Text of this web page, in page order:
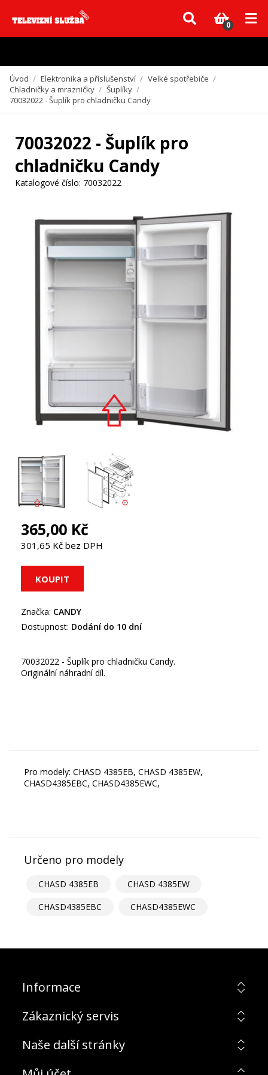
Vzhledem k aktuální situaci se může dodání dílů, které nejsou skladem,
zpozdit. Děkujeme za pochopení.
0
Úvod / Elektronika a příslušenství / Velké spotřebiče /
Chladničky a mrazničky / Šuplíky /
70032022 - Šuplík pro chladničku Candy
70032022 - Šuplík pro
chladničku Candy
Katalogové číslo: 70032022
365,00 Kč
301,65 Kč bez DPH
Značka: CANDY
Dostupnost: Dodání do 10 dní
70032022 - Šuplík pro chladničku Candy.
Originální náhradní díl.
Pro modely: CHASD 4385EB, CHASD 4385EW,
CHASD4385EBC, CHASD4385EWC,
Určeno pro modely
CHASD 4385EB
CHASD 4385EW
CHASD4385EBC
CHASD4385EWC
Informace
Zákaznický servis
Naše další stránky